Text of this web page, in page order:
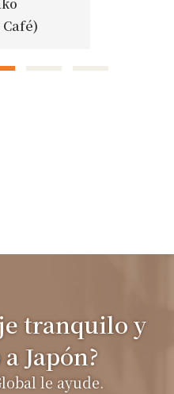
tranquilo y
Japón?
le ayude.